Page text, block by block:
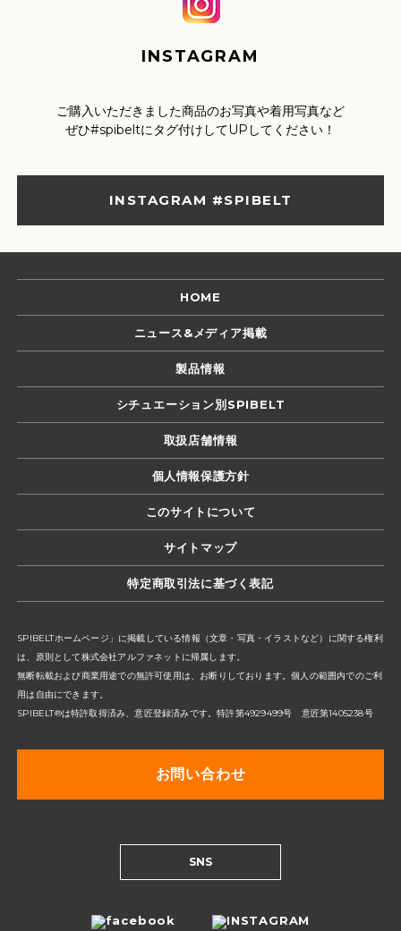
INSTAGRAM
ご購入いただきました商品のお写真や着用写真など
ぜひ#spibeltにタグ付けしてUPしてください！
INSTAGRAM #SPIBELT
HOME
ニュース&メディア掲載
製品情報
シチュエーション別SPIBELT
取扱店舗情報
個人情報保護方針
このサイトについて
サイトマップ
特定商取引法に基づく表記
SPIBELTホームページ」に掲載している情報（文章・写真・イラストなど）に関する権利
は、原則として株式会社アルファネットに帰属します。
無断転載および商業用途での無許可使用は、お断りしております。個人の範囲内でのご利
用は自由にできます。
SPIBELT®は特許取得済み、意匠登録済みです。特許第4929499号 意匠第1405238号
お問い合わせ
SNS